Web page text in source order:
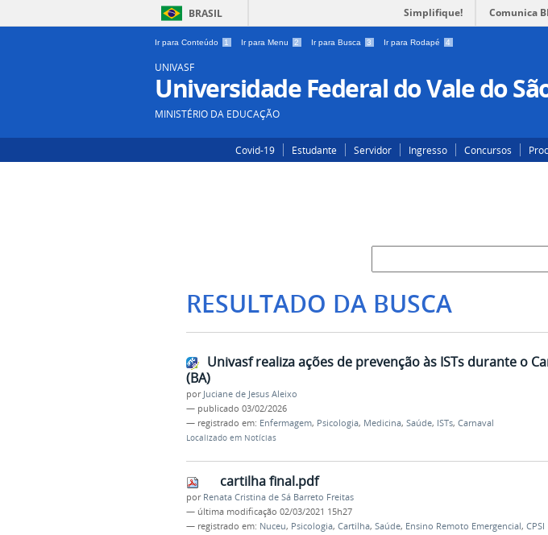
BRASIL Simplifique! Comunica
Ir para Conteúdo 1 Ir para Menu 2 Ir para Busca 3 Ir para Rodapé 4
UNIVASF
Universidade Federal do Vale do
MINISTÉRIO DA EDUCAÇÃO
Covid-19 Estudante Servidor Ingresso Concursos
RESULTADO DA BUSCA
Univasf realiza ações de prevenção às ISTs durante o
(BA)
por Juciane de Jesus Aleixo
— publicado 03/02/2026
— registrado em: Enfermagem, Psicologia, Medicina, Saúde, ISTs, Carnaval
Localizado em Notícias
cartilha final.pdf
por Renata Cristina de Sá Barreto Freitas
— última modificação 02/03/2021 15h27
— registrado em: Nuceu, Psicologia, Cartilha, Saúde, Ensino Remoto Emergencial, CPSI